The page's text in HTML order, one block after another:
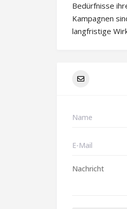
Bedürfnisse
Kampagnen
langfristige